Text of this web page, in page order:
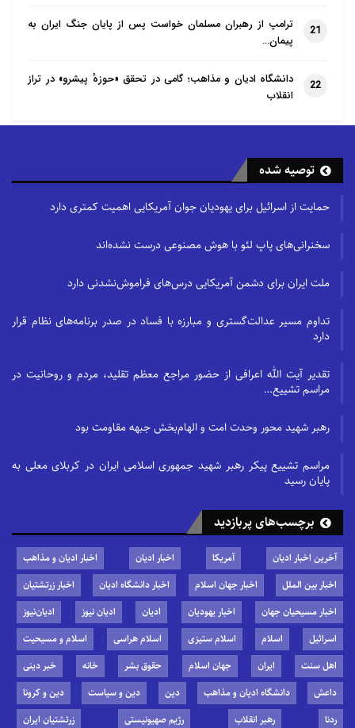
21
ترامپ از رهبران مسلمان خواست پس از پایان جنگ ایران به
پیمان…
22
دانشگاه ادیان و مذاهب؛ گامی در تحقق «حوزهٔ پیشرو» در تراز
انقلاب
توصیه شده
حمایت از اسرائیل برای یهودیان جوان آمریکایی اهمیت کمتری دارد
سخنرانی‌های پاپ لئو با هوش مصنوعی درست نشده‌اند
ملت ایران برای دشمن آمریکایی درس‌های فراموش‌نشدنی دارد
تداوم مسیر عدالت‌گستری و مبارزه با فساد در صدر برنامه‌های نظام قرار
دارد
تقدیر آیت الله اعرافی از حضور مراجع معظم تقلید، مردم و روحانیت در
مراسم تشییع…
رهبر شهید محور وحدت امت و الهام‌بخش جبهه مقاومت بود
مراسم تشییع پیکر رهبر شهید جمهوری اسلامی ایران در کربلای معلی به
پایان رسید
برچسب‌های پربازدید
آخرین اخبار ادیان آمریکا اخبار ادیان
اخبار ادیان و مذاهب
اخبار بین الملل
اخبار جهان اسلام اخبار دانشگاه ادیان
اخبار زرتشتیان
اخبار مسیحیان جهان
اخبار یهودیان ادیان ادیان نیوز
ادیان‌نیوز
اسرائیل
اسلام اسلام ستیزی اسلام هراسی
اسلام و مسیحیت
اهل سنت
ایران جهان اسلام حقوق بشر خانه
خبر دینی
داعش
دانشگاه ادیان و مذاهب دین دین و سیاست
دین و کرونا
ردنا
رهبر انقلاب رژیم صهیونیستی زرتشتیان ایران